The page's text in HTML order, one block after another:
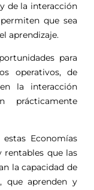
de la interacción
que sea
aprendizaje.
para
operativos, de
la interacción
Economías
rentables que las
la capacidad de
que aprenden y